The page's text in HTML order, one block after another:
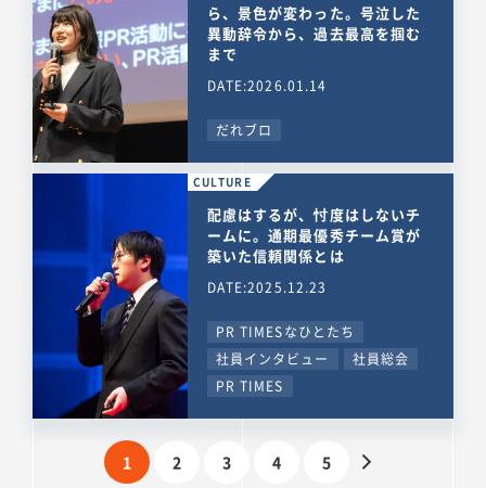
ら、景色が変わった。号泣した
異動辞令から、過去最高を掴む
まで
DATE:2026.01.14
だれブロ
CULTURE
配慮はするが、忖度はしないチ
ームに。通期最優秀チーム賞が
築いた信頼関係とは
DATE:2025.12.23
PR TIMESなひとたち
社員インタビュー
社員総会
PR TIMES
1 2 3 4 5